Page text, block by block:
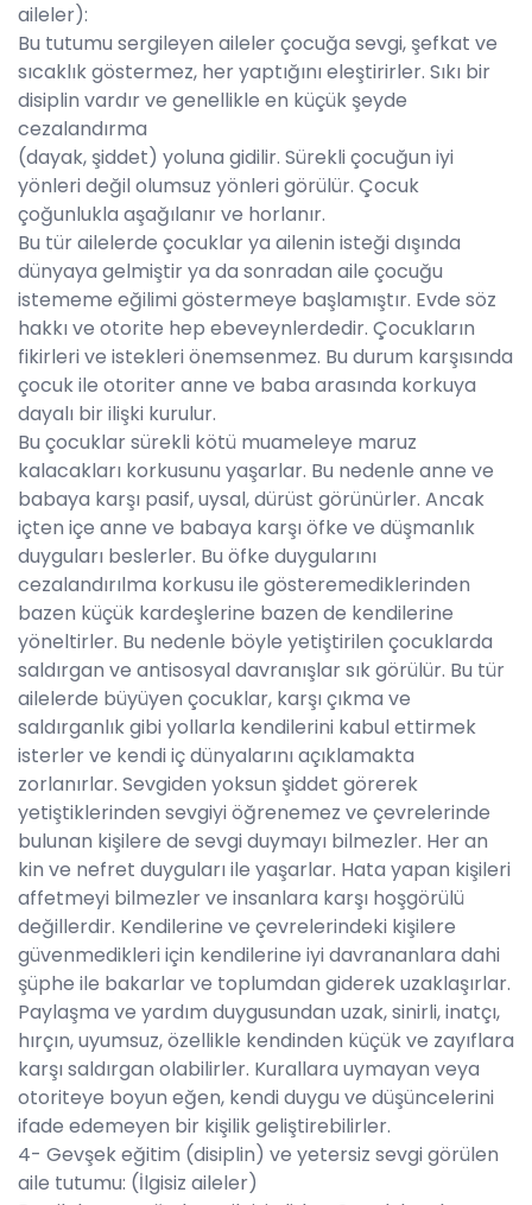
aileler):
Bu tutumu sergileyen aileler çocuğa sevgi, şefkat ve
sıcaklık göstermez, her yaptığını eleştirirler. Sıkı bir
disiplin vardır ve genellikle en küçük şeyde
cezalandırma
(dayak, şiddet) yoluna gidilir. Sürekli çocuğun iyi
yönleri değil olumsuz yönleri görülür. Çocuk
çoğunlukla aşağılanır ve horlanır.
Bu tür ailelerde çocuklar ya ailenin isteği dışında
dünyaya gelmiştir ya da sonradan aile çocuğu
istememe eğilimi göstermeye başlamıştır. Evde söz
hakkı ve otorite hep ebeveynlerdedir. Çocukların
fikirleri ve istekleri önemsenmez. Bu durum karşısında
çocuk ile otoriter anne ve baba arasında korkuya
dayalı bir ilişki kurulur.
Bu çocuklar sürekli kötü muameleye maruz
kalacakları korkusunu yaşarlar. Bu nedenle anne ve
babaya karşı pasif, uysal, dürüst görünürler. Ancak
içten içe anne ve babaya karşı öfke ve düşmanlık
duyguları beslerler. Bu öfke duygularını
cezalandırılma korkusu ile gösteremediklerinden
bazen küçük kardeşlerine bazen de kendilerine
yöneltirler. Bu nedenle böyle yetiştirilen çocuklarda
saldırgan ve antisosyal davranışlar sık görülür. Bu tür
ailelerde büyüyen çocuklar, karşı çıkma ve
saldırganlık gibi yollarla kendilerini kabul ettirmek
isterler ve kendi iç dünyalarını açıklamakta
zorlanırlar. Sevgiden yoksun şiddet görerek
yetiştiklerinden sevgiyi öğrenemez ve çevrelerinde
bulunan kişilere de sevgi duymayı bilmezler. Her an
kin ve nefret duyguları ile yaşarlar. Hata yapan kişileri
affetmeyi bilmezler ve insanlara karşı hoşgörülü
değillerdir. Kendilerine ve çevrelerindeki kişilere
güvenmedikleri için kendilerine iyi davrananlara dahi
şüphe ile bakarlar ve toplumdan giderek uzaklaşırlar.
Paylaşma ve yardım duygusundan uzak, sinirli, inatçı,
hırçın, uyumsuz, özellikle kendinden küçük ve zayıflara
karşı saldırgan olabilirler. Kurallara uymayan veya
otoriteye boyun eğen, kendi duygu ve düşüncelerini
ifade edemeyen bir kişilik geliştirebilirler.
4- Gevşek eğitim (disiplin) ve yetersiz sevgi görülen
aile tutumu: (İlgisiz aileler)